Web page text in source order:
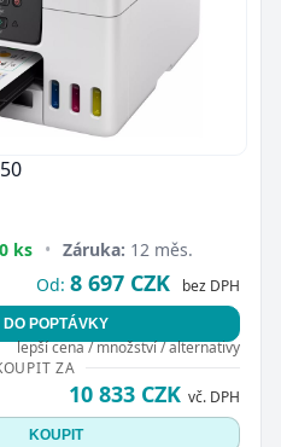
ks • Záruka: 12 měs.
Od: 8 697 CZK bez DPH
DO POPTÁVKY
lepší cena / množství / alternativy
ZA
10 833 CZK vč. DPH
KOUPIT